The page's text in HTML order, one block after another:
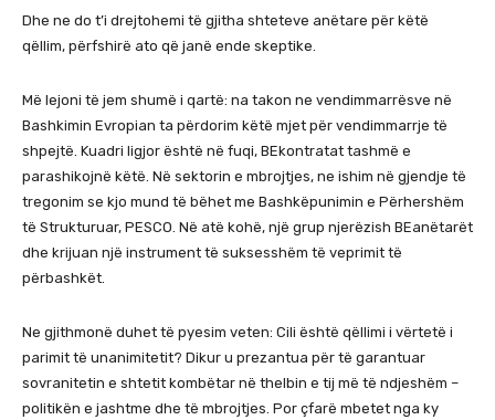
Dhe ne do t’i drejtohemi të gjitha shteteve anëtare për këtë
qëllim, përfshirë ato që janë ende skeptike.
Më lejoni të jem shumë i qartë: na takon ne vendimmarrësve në
Bashkimin Evropian ta përdorim këtë mjet për vendimmarrje të
shpejtë. Kuadri ligjor është në fuqi, BEkontratat tashmë e
parashikojnë këtë. Në sektorin e mbrojtjes, ne ishim në gjendje të
tregonim se kjo mund të bëhet me Bashkëpunimin e Përhershëm
të Strukturuar, PESCO. Në atë kohë, një grup njerëzish BEanëtarët
dhe krijuan një instrument të suksesshëm të veprimit të
përbashkët.
Ne gjithmonë duhet të pyesim veten: Cili është qëllimi i vërtetë i
parimit të unanimitetit? Dikur u prezantua për të garantuar
sovranitetin e shtetit kombëtar në thelbin e tij më të ndjeshëm –
politikën e jashtme dhe të mbrojtjes. Por çfarë mbetet nga ky